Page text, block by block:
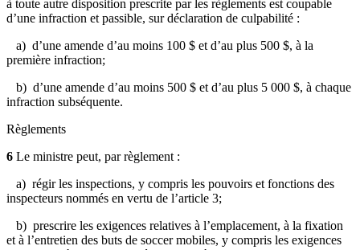
à toute autre disposition prescrite par les règlements est coupable
d’une infraction et passible, sur déclaration de culpabilité :
a) d’une amende d’au moins 100 $ et d’au plus 500 $, à la
première infraction;
b) d’une amende d’au moins 500 $ et d’au plus 5 000 $, à chaque
infraction subséquente.
Règlements
6 Le ministre peut, par règlement :
a) régir les inspections, y compris les pouvoirs et fonctions des
inspecteurs nommés en vertu de l’article 3;
b) prescrire les exigences relatives à l’emplacement, à la fixation
et à l’entretien des buts de soccer mobiles, y compris les exigences